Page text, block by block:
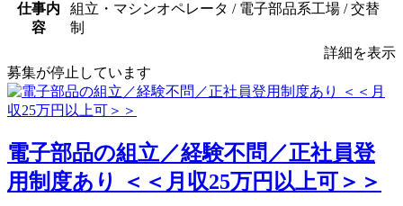
仕事内
容
組立・マシンオペレータ / 電子部品系工場 / 交替
制
詳細を表示
募集が停止しています
電子部品の組立／経験不問／正社員登
用制度あり ＜＜月収25万円以上可＞＞